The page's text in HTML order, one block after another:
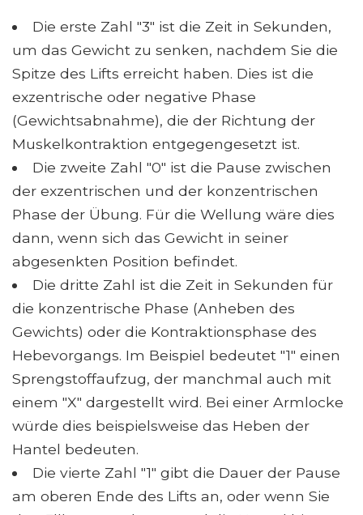
Die erste Zahl "3" ist die Zeit in Sekunden,
um das Gewicht zu senken, nachdem Sie die
Spitze des Lifts erreicht haben. Dies ist die
exzentrische oder negative Phase
(Gewichtsabnahme), die der Richtung der
Muskelkontraktion entgegengesetzt ist.
Die zweite Zahl "0" ist die Pause zwischen
der exzentrischen und der konzentrischen
Phase der Übung. Für die Wellung wäre dies
dann, wenn sich das Gewicht in seiner
abgesenkten Position befindet.
Die dritte Zahl ist die Zeit in Sekunden für
die konzentrische Phase (Anheben des
Gewichts) oder die Kontraktionsphase des
Hebevorgangs. Im Beispiel bedeutet "1" einen
Sprengstoffaufzug, der manchmal auch mit
einem "X" dargestellt wird. Bei einer Armlocke
würde dies beispielsweise das Heben der
Hantel bedeuten.
Die vierte Zahl "1" gibt die Dauer der Pause
am oberen Ende des Lifts an, oder wenn Sie